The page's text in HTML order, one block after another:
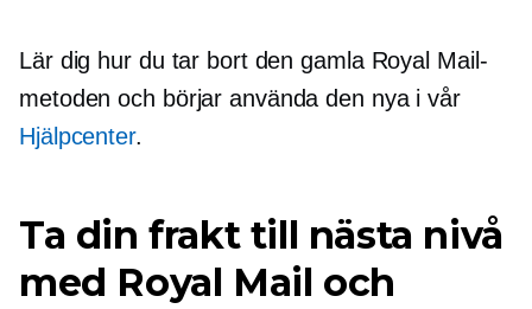
Lär dig hur du tar bort den gamla Royal Mail-
metoden och börjar använda den nya i vår
Hjälpcenter.
Ta din frakt till nästa nivå
med Royal Mail och